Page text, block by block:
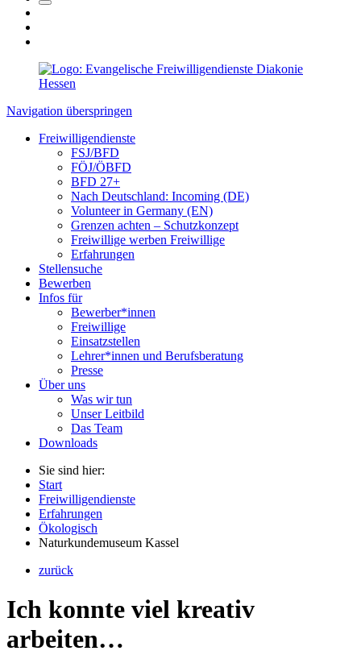
Navigation überspringen
Freiwilligendienste
FSJ/BFD
FÖJ/ÖBFD
BFD 27+
Nach Deutschland: Incoming (DE)
Volunteer in Germany (EN)
Grenzen achten – Schutzkonzept
Freiwillige werben Freiwillige
Erfahrungen
Stellensuche
Bewerben
Infos für
Bewerber*innen
Freiwillige
Einsatzstellen
Lehrer*innen und Berufsberatung
Presse
Über uns
Was wir tun
Unser Leitbild
Das Team
Downloads
Sie sind hier:
Start
Freiwilligendienste
Erfahrungen
Ökologisch
Naturkundemuseum Kassel
zurück
Ich konnte viel kreativ
arbeiten…